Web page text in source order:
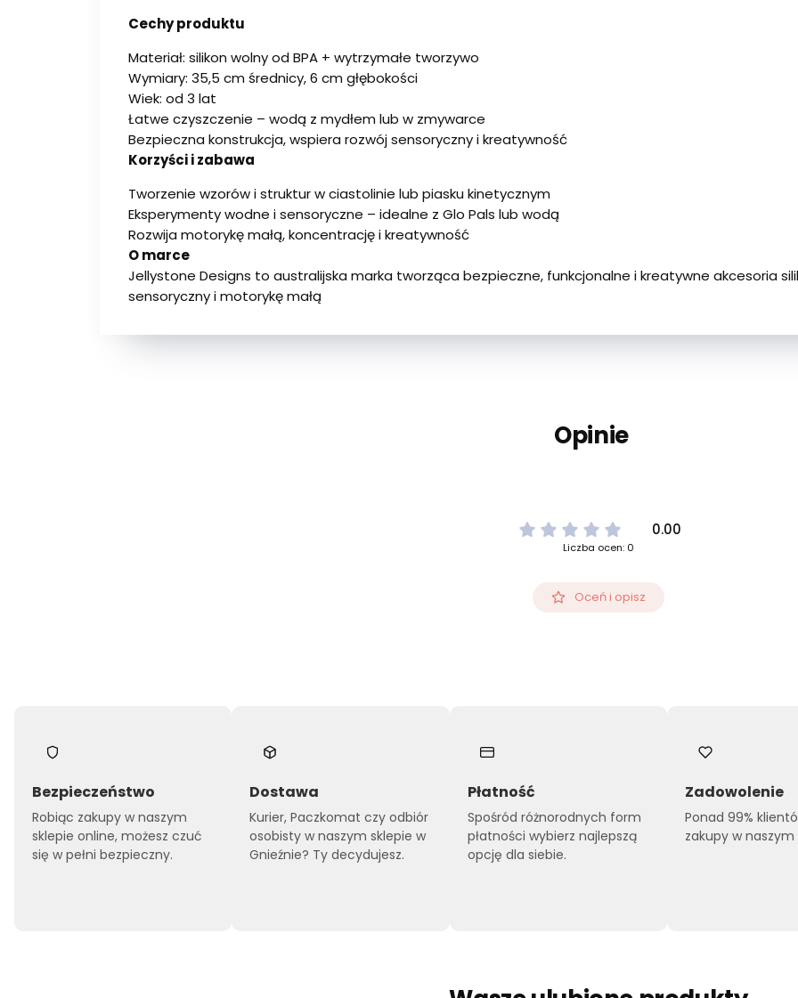
Cechy produktu
Materiał: silikon wolny od BPA + wytrzymałe tworzywo
Wymiary: 35,5 cm średnicy, 6 cm głębokości
Wiek: od 3 lat
Łatwe czyszczenie – wodą z mydłem lub w zmywarce
Bezpieczna konstrukcja, wspiera rozwój sensoryczny i kreatywność
Korzyści i zabawa
Tworzenie wzorów i struktur w ciastolinie lub piasku kinetycznym
Eksperymenty wodne i sensoryczne – idealne z Glo Pals lub wodą
Rozwija motorykę małą, koncentrację i kreatywność
O marce
Jellystone Designs to australijska marka tworząca bezpieczne, funkcjonalne i kreatywne akcesoria
sensoryczny i motorykę małą
Opinie
0.00
Liczba ocen: 0
Oceń i opisz
Bezpieczeństwo
Robiąc zakupy w naszym
sklepie online, możesz czuć
się w pełni bezpieczny.
Dostawa
Kurier, Paczkomat czy odbiór
osobisty w naszym sklepie w
Gnieźnie? Ty decydujesz.
Płatność
Spośród różnorodnych form
płatności wybierz najlepszą
opcję dla siebie.
Zadowolenie
Ponad 99%
zakupy w naszym